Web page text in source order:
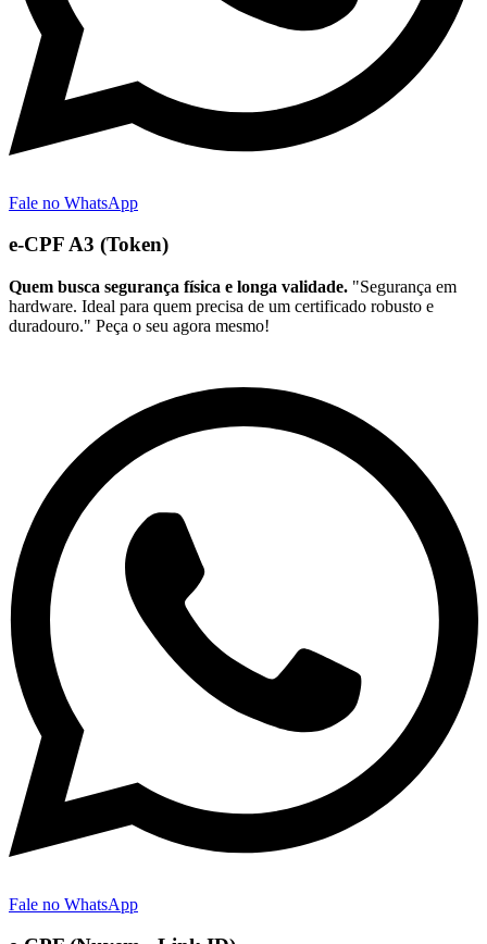
Fale no WhatsApp
e-CPF A3 (Token)
Quem busca segurança física e longa validade. "Segurança em
hardware. Ideal para quem precisa de um certificado robusto e
duradouro." Peça o seu agora mesmo!
Fale no WhatsApp